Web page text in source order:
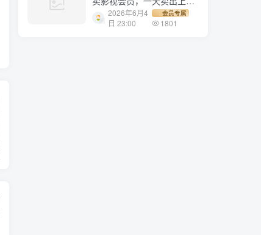
单，轻轻松松日入1000+
2026年6月4
日 23:00
会员专属
1801